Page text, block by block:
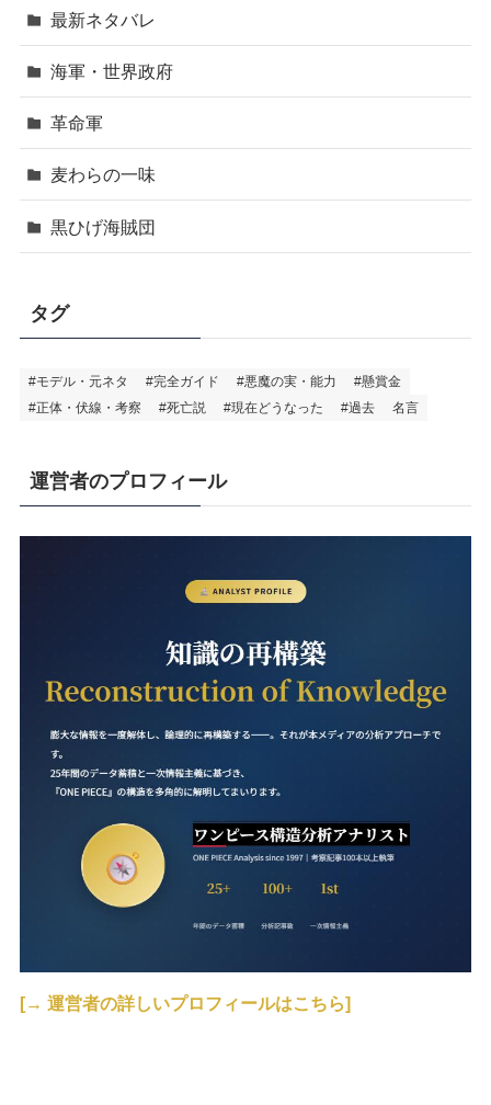
最新ネタバレ
海軍・世界政府
革命軍
麦わらの一味
黒ひげ海賊団
タグ
#モデル・元ネタ #完全ガイド #悪魔の実・能力
#懸賞金
#正体・伏線・考察
#死亡説 #現在どうなった #過去 名言
運営者のプロフィール
[→ 運営者の詳しいプロフィールはこちら]